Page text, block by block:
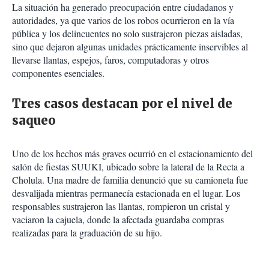
La situación ha generado preocupación entre ciudadanos y
autoridades, ya que varios de los robos ocurrieron en la vía
pública y los delincuentes no solo sustrajeron piezas aisladas,
sino que dejaron algunas unidades prácticamente inservibles al
llevarse llantas, espejos, faros, computadoras y otros
componentes esenciales.
Tres casos destacan por el nivel de
saqueo
Uno de los hechos más graves ocurrió en el estacionamiento del
salón de fiestas SUUKI, ubicado sobre la lateral de la Recta a
Cholula. Una madre de familia denunció que su camioneta fue
desvalijada mientras permanecía estacionada en el lugar. Los
responsables sustrajeron las llantas, rompieron un cristal y
vaciaron la cajuela, donde la afectada guardaba compras
realizadas para la graduación de su hijo.